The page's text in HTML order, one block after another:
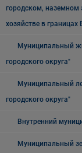
городском, наземном
хозяйстве в границах
Муниципальный
городского округа"
Муниципальный
городского округа"
Внутренний
Муниципальный